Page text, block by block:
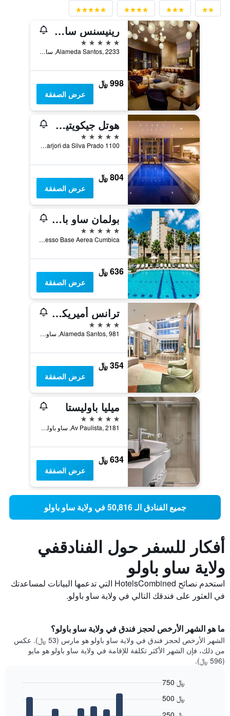
رينيسنس ساو باولو هوتل
5 نجوم
Alameda Santos, 2233, ساو باولو, البرازيل
998 ﷼
عرض الصفقة
هوتل جيكويتيمار جواروجا ريزورت آند سبا باي أكور (ٕكس سوفيتل)
5 نجوم
Av Marjori da Silva Prado 1100, غواروجا, البرازيل
804 ﷼
عرض الصفقة
بولمان ساو باولو غوارولهاوس آربورت
5 نجوم
Rod Helio Smidt Acesso Base Aerea Cumbica, ساو باولو, البرازيل
636 ﷼
عرض الصفقة
ترانس أميريكا برايم إنترناشونال بلازا
4 نجوم
Alameda Santos, 981, ساو باولو, البرازيل
354 ﷼
عرض الصفقة
ميليا باوليستا
5 نجوم
Av Paulista, 2181, ساو باولو, البرازيل
634 ﷼
عرض الصفقة
جميع الفنادق الـ 50,816 في ولاية ساو باولو
أفكار للسفر حول الفنادقفي
ولاية ساو باولو
استخدم نصائح HotelsCombined التي تدعمها البيانات لمساعدتك
في العثور على فندقك التالي في ولاية ساو باولو.
ما هو الشهر الأرخص لحجز فندق في ولاية ساو باولو؟
الشهر الأرخص لحجز فندق في ولاية ساو باولو هو مارس (53 ﷼). عكس
من ذلك، فإن الشهر الأكثر تكلفة للإقامة في ولاية ساو باولو هو مايو
(596 ﷼).
500 ﷼
750 ﷼